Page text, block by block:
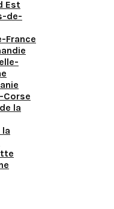
Est
de-
France
Corse
la
la